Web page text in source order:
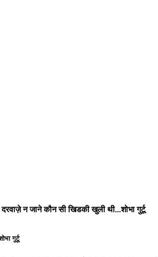
न जाने कौन सी खिडकी खुली थी...शोभा गुर्टू
गुर्टू